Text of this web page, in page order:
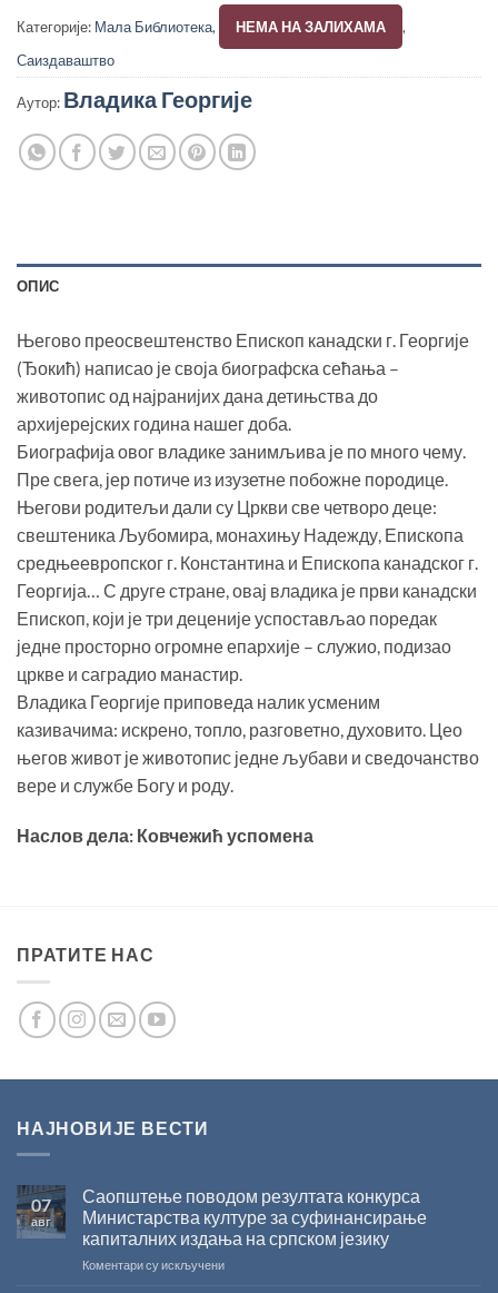
Категорије: Мала Библиотека, НЕМА НА ЗАЛИХАМА
,
Саиздаваштво
Аутор: Владика Георгије
ОПИС
Његово преосвештенство Епископ канадски г. Георгије
(Ђокић) написао је своја биографска сећања –
животопис од најранијих дана детињства до
архијерејских година нашег доба.
Биографија овог владике занимљива је по много чему.
Пре свега, јер потиче из изузетне побожне породице.
Његови родитељи дали су Цркви све четворо деце:
свештеника Љубомира, монахињу Надежду, Епископа
средњеевропског г. Константина и Епископа канадског г.
Георгија… С друге стране, овај владика је први канадски
Епископ, који је три деценије успостављао поредак
једне просторно огромне епархије – служио, подизао
цркве и саградио манастир.
Владика Георгије приповеда налик усменим
казивачима: искрено, топло, разговетно, духовито. Цео
његов живот је животопис једне љубави и сведочанство
вере и службе Богу и роду.
Наслов дела: Ковчежић успомена
ПРАТИТЕ НАС
НАЈНОВИЈЕ ВЕСТИ
07
авг
Саопштење поводом резултата конкурса
Министарства културе за суфинансирање
капиталних издања на српском језику
Коментари су искљученина